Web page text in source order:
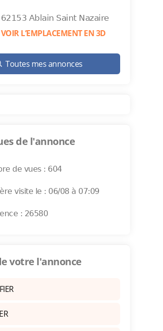
62153 Ablain Saint Nazaire
VOIR L’EMPLACEMENT EN 3D
Toutes mes annonces
de l'annonce
de vues : 604
visite le : 06/08 à 07:09
: 26580
votre l'annonce